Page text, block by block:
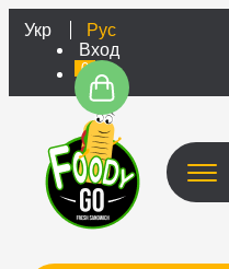
Укр
Рус
Вход
0